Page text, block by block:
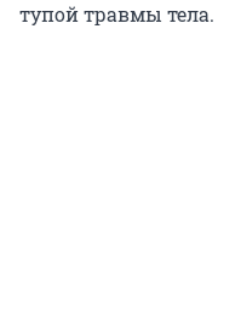
тупой травмы тела.